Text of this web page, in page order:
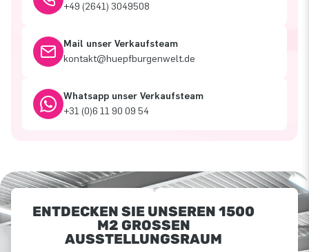
+49 (2641) 3049508
Mail unser Verkaufsteam
kontakt@huepfburgenwelt.de
Whatsapp unser Verkaufsteam
+31 (0)6 11 90 09 54
ENTDECKEN SIE UNSEREN 1500
M2 GROSSEN A
USSTELLUNGSRAUM